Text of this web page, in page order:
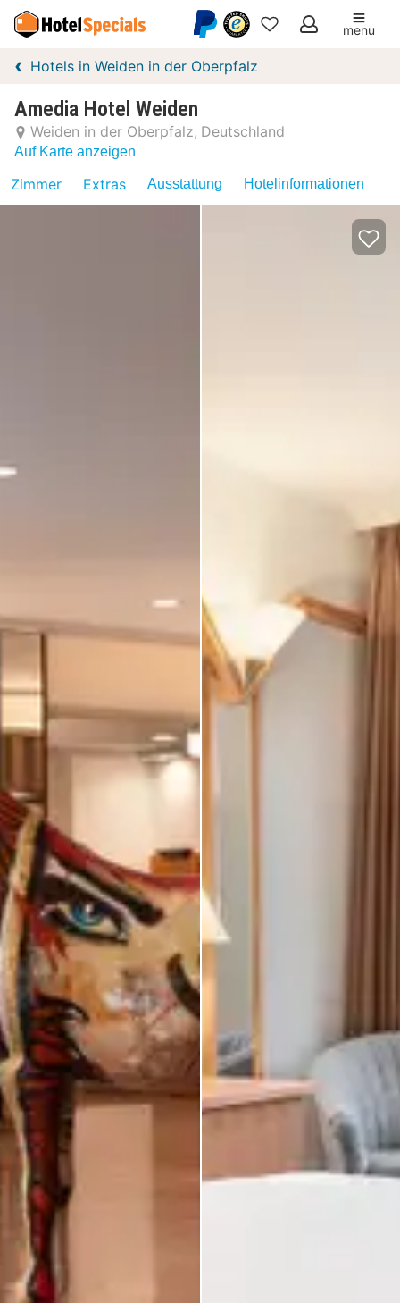
Meine
menu
Hotels in Weiden in der Oberpfalz
Amedia Hotel Weiden
Weiden in der Oberpfalz Deutschland
Auf Karte anzeigen
Zimmer Extras Ausstattung Hotelinformationen